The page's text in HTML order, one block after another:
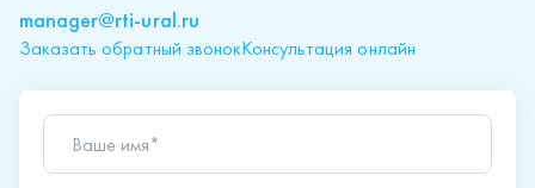
manager@rti-ural.ru
Заказать обратный звонокКонсультация онлайн
Ваше имя*
Телефон*